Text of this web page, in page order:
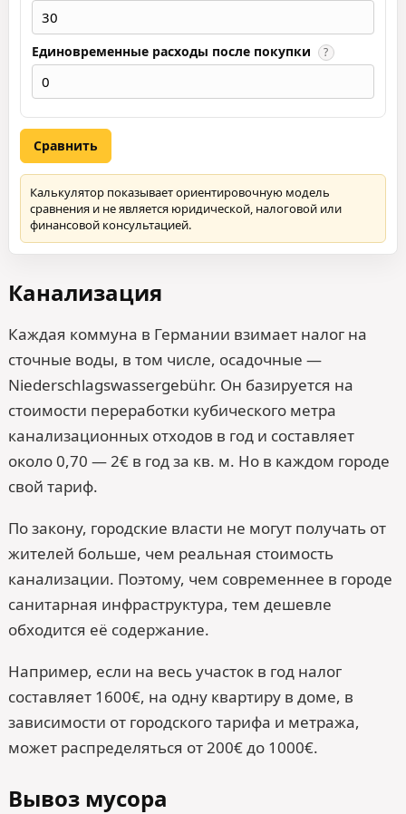
Единовременные расходы после покупки ?
Сравнить
Калькулятор показывает ориентировочную модель
сравнения и не является юридической, налоговой или
финансовой консультацией.
Канализация
Каждая коммуна в Германии взимает налог на
сточные воды, в том числе, осадочные —
Niederschlagswassergebühr. Он базируется на
стоимости переработки кубического метра
канализационных отходов в год и составляет
около 0,70 — 2€ в год за кв. м. Но в каждом городе
свой тариф.
По закону, городские власти не могут получать от
жителей больше, чем реальная стоимость
канализации. Поэтому, чем современнее в городе
санитарная инфраструктура, тем дешевле
обходится её содержание.
Например, если на весь участок в год налог
составляет 1600€, на одну квартиру в доме, в
зависимости от городского тарифа и метража,
может распределяться от 200€ до 1000€.
Вывоз мусора